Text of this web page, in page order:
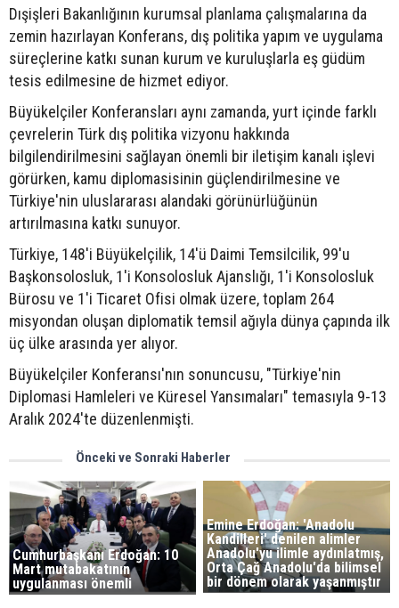
Dışişleri Bakanlığının kurumsal planlama çalışmalarına da
zemin hazırlayan Konferans, dış politika yapım ve uygulama
süreçlerine katkı sunan kurum ve kuruluşlarla eş güdüm
tesis edilmesine de hizmet ediyor.
Büyükelçiler Konferansları aynı zamanda, yurt içinde farklı
çevrelerin Türk dış politika vizyonu hakkında
bilgilendirilmesini sağlayan önemli bir iletişim kanalı işlevi
görürken, kamu diplomasisinin güçlendirilmesine ve
Türkiye'nin uluslararası alandaki görünürlüğünün
artırılmasına katkı sunuyor.
Türkiye, 148'i Büyükelçilik, 14'ü Daimi Temsilcilik, 99'u
Başkonsolosluk, 1'i Konsolosluk Ajanslığı, 1'i Konsolosluk
Bürosu ve 1'i Ticaret Ofisi olmak üzere, toplam 264
misyondan oluşan diplomatik temsil ağıyla dünya çapında ilk
üç ülke arasında yer alıyor.
Büyükelçiler Konferansı'nın sonuncusu, "Türkiye'nin
Diplomasi Hamleleri ve Küresel Yansımaları" temasıyla 9-13
Aralık 2024'te düzenlenmişti.
Önceki ve Sonraki Haberler
Cumhurbaşkanı Erdoğan: 10
Mart mutabakatının
uygulanması önemli
Emine Erdoğan: 'Anadolu
Kandilleri' denilen alimler
Anadolu'yu ilimle aydınlatmış,
Orta Çağ Anadolu'da bilimsel
bir dönem olarak yaşanmıştır